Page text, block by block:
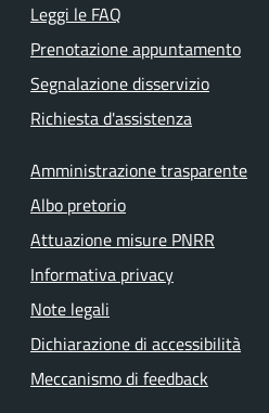
Leggi le FAQ
Prenotazione appuntamento
Segnalazione disservizio
Richiesta d'assistenza
Amministrazione trasparente
Albo pretorio
Attuazione misure PNRR
Informativa privacy
Note legali
Dichiarazione di accessibilità
Meccanismo di feedback